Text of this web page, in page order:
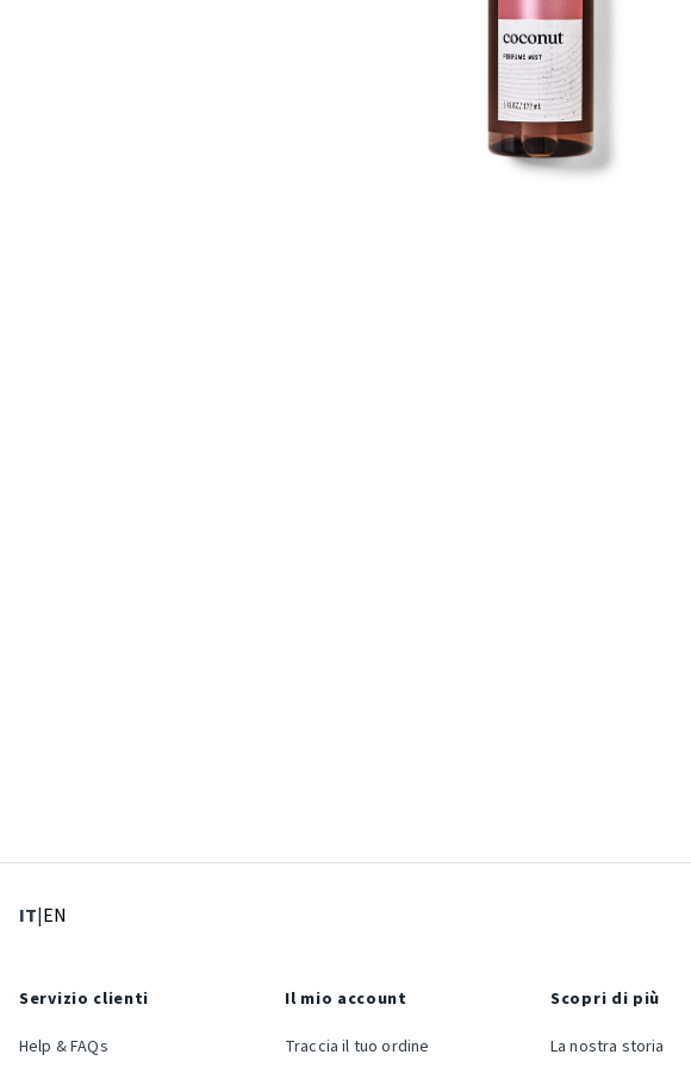
IT: Lingua corrente
|EN
Servizio clienti
Help & FAQs
Il mio account
Traccia il tuo ordine
Scopri di più
La nostra storia